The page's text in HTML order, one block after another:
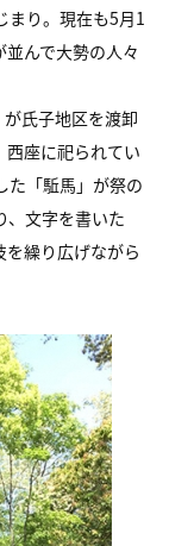
まり。現在も5月1
んで大勢の人々
氏子地区を渡卸
西座に祀られてい
た「駈馬」が祭の
、文字を書いた
を繰り広げながら